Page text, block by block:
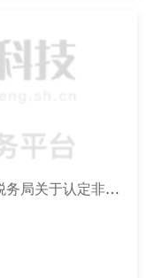
海南省财政厅 国家税务总局海南省税务局关于认定非营利组织免税资格的通知(2022年第2批)